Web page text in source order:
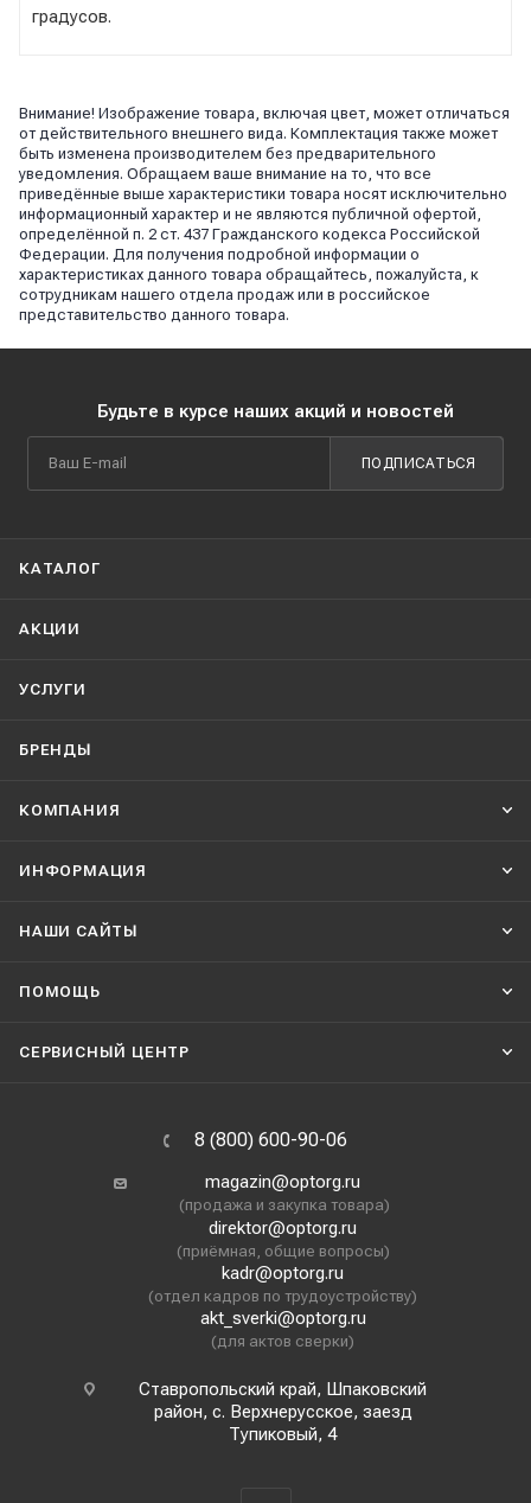
градусов.
Внимание! Изображение товара, включая цвет, может отличаться
от действительного внешнего вида. Комплектация также может
быть изменена производителем без предварительного
уведомления. Обращаем ваше внимание на то, что все
приведённые выше характеристики товара носят исключительно
информационный характер и не являются публичной офертой,
определённой п. 2 ст. 437 Гражданского кодекса Российской
Федерации. Для получения подробной информации о
характеристиках данного товара обращайтесь, пожалуйста, к
сотрудникам нашего отдела продаж или в российское
представительство данного товара.
Будьте в курсе наших акций и новостей
ПОДПИСАТЬСЯ
КАТАЛОГ
АКЦИИ
УСЛУГИ
БРЕНДЫ
КОМПАНИЯ
ИНФОРМАЦИЯ
НАШИ CАЙТЫ
ПОМОЩЬ
СЕРВИСНЫЙ ЦЕНТР
8 (800) 600-90-06
magazin@optorg.ru
(продажа и закупка товара)
direktor@optorg.ru
(приёмная, общие вопросы)
kadr@optorg.ru
(отдел кадров по трудоустройству)
akt_sverki@optorg.ru
(для актов сверки)
Ставропольский край, Шпаковский
район, с. Верхнерусское, заезд
Тупиковый, 4